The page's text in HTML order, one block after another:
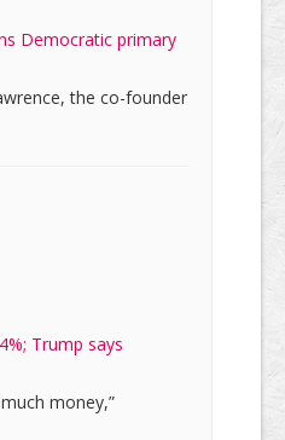
Democratic primary
the co-founder
Trump says
money,”